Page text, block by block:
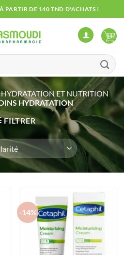
PARTIR DE 140 TND D'ACHATS !
HYDRATATION ET NUTRITION
HYDRATATION
FILTRER
-14%